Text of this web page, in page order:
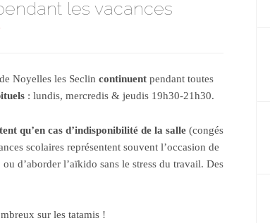
les vacances
Noyelles les Seclin continuent pendant toutes
: lundis, mercredis & jeudis 19h30-21h30.
qu’en cas d’indisponibilité de la salle (congés
scolaires représentent souvent l’occasion de
d’aborder l’aïkido sans le stress du travail. Des
sur les tatamis !